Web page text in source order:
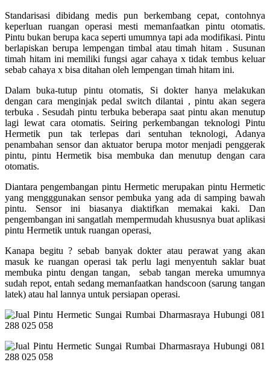
Standarisasi dibidang medis pun berkembang cepat, contohnya
keperluan ruangan operasi mesti memanfaatkan pintu otomatis.
Pintu bukan berupa kaca seperti umumnya tapi ada modifikasi. Pintu
berlapiskan berupa lempengan timbal atau timah hitam . Susunan
timah hitam ini memiliki fungsi agar cahaya x tidak tembus keluar
sebab cahaya x bisa ditahan oleh lempengan timah hitam ini.
Dalam buka-tutup pintu otomatis, Si dokter hanya melakukan
dengan cara menginjak pedal switch dilantai , pintu akan segera
terbuka . Sesudah pintu terbuka beberapa saat pintu akan menutup
lagi lewat cara otomatis. Seiring perkembangan teknologi Pintu
Hermetik pun tak terlepas dari sentuhan teknologi, Adanya
penambahan sensor dan aktuator berupa motor menjadi penggerak
pintu, pintu Hermetik bisa membuka dan menutup dengan cara
otomatis.
Diantara pengembangan pintu Hermetic merupakan pintu Hermetic
yang mengggunakan sensor pembuka yang ada di samping bawah
pintu. Sensor ini biasanya diaktifkan memakai kaki. Dan
pengembangan ini sangatlah mempermudah khususnya buat aplikasi
pintu Hermetik untuk ruangan operasi,
Kanapa begitu ? sebab banyak dokter atau perawat yang akan
masuk ke ruangan operasi tak perlu lagi menyentuh saklar buat
membuka pintu dengan tangan, sebab tangan mereka umumnya
sudah repot, entah sedang memanfaatkan handscoon (sarung tangan
latek) atau hal lannya untuk persiapan operasi.